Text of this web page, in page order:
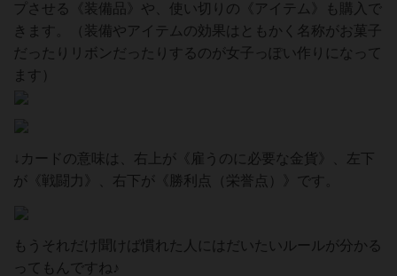
プさせる《装備品》や、使い切りの《アイテム》も購入で
きます。（装備やアイテムの効果はともかく名称がお菓子
だったりリボンだったりするのが女子っぽい作りになって
ます）
↓カードの意味は、右上が《雇うのに必要な金貨》、左下
が《戦闘力》、右下が《勝利点（栄誉点）》です。
もうそれだけ聞けば慣れた人にはだいたいルールが分かる
ってもんですね♪